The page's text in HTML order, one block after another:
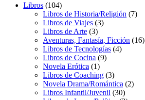
Libros (104)
Libros de Historia/Religión (7)
Libros de Viajes (3)
Libros de Arte (3)
Aventuras, Fantasía, Ficción (16)
Libros de Tecnologías (4)
Libros de Cocina (9)
Novela Erótica (1)
Libros de Coaching (3)
Novela Drama/Romántica (2)
Libros Infantil/Juvenil (30)